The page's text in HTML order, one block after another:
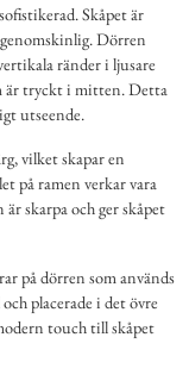
Skåpet är
Dörren
ränder i ljusare
är tryckt i mitten. Detta
utseende.
vilket skapar en
på ramen verkar vara
skarpa och ger skåpet
på dörren som används
placerade i det övre
touch till skåpet